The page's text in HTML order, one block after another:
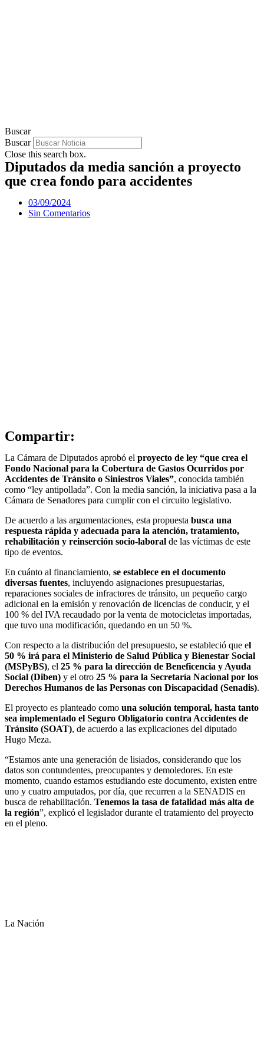
Buscar
Buscar
Close this search box.
Diputados da media sanción a proyecto
que crea fondo para accidentes
03/09/2024
Sin Comentarios
Compartir:
La Cámara de Diputados aprobó el proyecto de ley “que crea el
Fondo Nacional para la Cobertura de Gastos Ocurridos por
Accidentes de Tránsito o Siniestros Viales”, conocida también
como “ley antipollada”. Con la media sanción, la iniciativa pasa a la
Cámara de Senadores para cumplir con el circuito legislativo.
De acuerdo a las argumentaciones, esta propuesta busca una
respuesta rápida y adecuada para la atención, tratamiento,
rehabilitación y reinserción socio-laboral de las víctimas de este
tipo de eventos.
En cuánto al financiamiento, se establece en el documento
diversas fuentes, incluyendo asignaciones presupuestarias,
reparaciones sociales de infractores de tránsito, un pequeño cargo
adicional en la emisión y renovación de licencias de conducir, y el
100 % del IVA recaudado por la venta de motocicletas importadas,
que tuvo una modificación, quedando en un 50 %.
Con respecto a la distribución del presupuesto, se estableció que el
50 % irá para el Ministerio de Salud Pública y Bienestar Social
(MSPyBS), el 25 % para la dirección de Beneficencia y Ayuda
Social (Diben) y el otro 25 % para la Secretaría Nacional por los
Derechos Humanos de las Personas con Discapacidad (Senadis).
El proyecto es planteado como una solución temporal, hasta tanto
sea implementado el Seguro Obligatorio contra Accidentes de
Tránsito (SOAT), de acuerdo a las explicaciones del diputado
Hugo Meza.
“Estamos ante una generación de lisiados, considerando que los
datos son contundentes, preocupantes y demoledores. En este
momento, cuando estamos estudiando este documento, existen entre
uno y cuatro amputados, por día, que recurren a la SENADIS en
busca de rehabilitación. Tenemos la tasa de fatalidad más alta de
la región”, explicó el legislador durante el tratamiento del proyecto
en el pleno.
La Nación